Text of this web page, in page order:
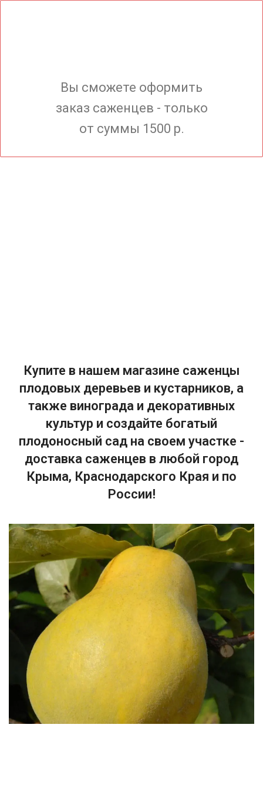
Вы сможете оформить
заказ саженцев - только
от суммы 1500 р.
Купите в нашем магазине саженцы
плодовых деревьев и кустарников, а
также винограда и декоративных
культур и создайте богатый
плодоносный сад на своем участке -
доставка саженцев в любой город
Крыма, Краснодарского Края и по
России!